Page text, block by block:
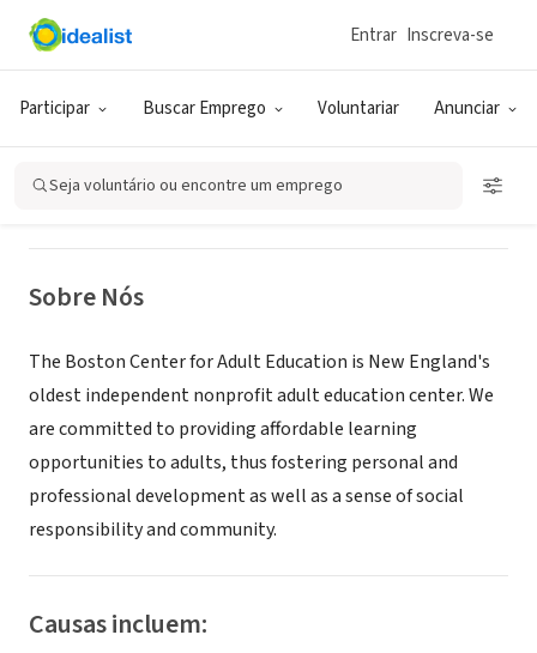
Participar Buscar Emprego Voluntariar Anunciar
Entrar Inscreva-se
Seja voluntário ou encontre um emprego
ONG (SETOR SOCIAL)
Boston Center for Adult Education
Sobre Nós
The Boston Center for Adult Education is New England's
oldest independent nonprofit adult education center. We
are committed to providing affordable learning
opportunities to adults, thus fostering personal and
professional development as well as a sense of social
responsibility and community.
Causas incluem: